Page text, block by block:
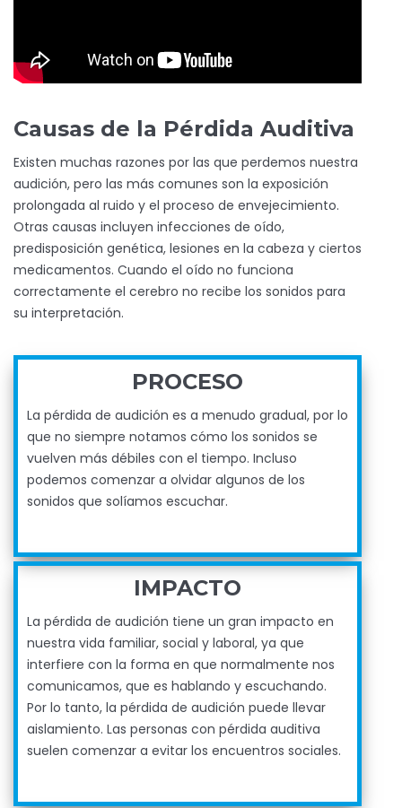
Causas de la Pérdida Auditiva
Existen muchas razones por las que perdemos nuestra
audición, pero las más comunes son la exposición
prolongada al ruido y el proceso de envejecimiento.
Otras causas incluyen infecciones de oído,
predisposición genética, lesiones en la cabeza y ciertos
medicamentos. Cuando el oído no funciona
correctamente el cerebro no recibe los sonidos para
su interpretación.
PROCESO
La pérdida de audición es a menudo gradual, por lo
que no siempre notamos cómo los sonidos se
vuelven más débiles con el tiempo. Incluso
podemos comenzar a olvidar algunos de los
sonidos que solíamos escuchar.
IMPACTO
La pérdida de audición tiene un gran impacto en
nuestra vida familiar, social y laboral, ya que
interfiere con la forma en que normalmente nos
comunicamos, que es hablando y escuchando.
Por lo tanto, la pérdida de audición puede llevar
aislamiento. Las personas con pérdida auditiva
suelen comenzar a evitar los encuentros sociales.